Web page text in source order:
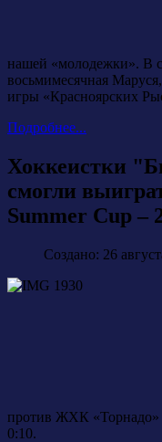
нашей «молодежки». В
восьмимесячная
игры «Красноярских
Подробнее...
Хоккеистки
смогли
Summer Cup –
Создано: 26
против ЖХК «Торнадо»
0:10.